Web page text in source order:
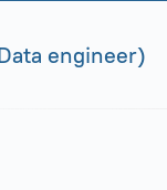
engineer)